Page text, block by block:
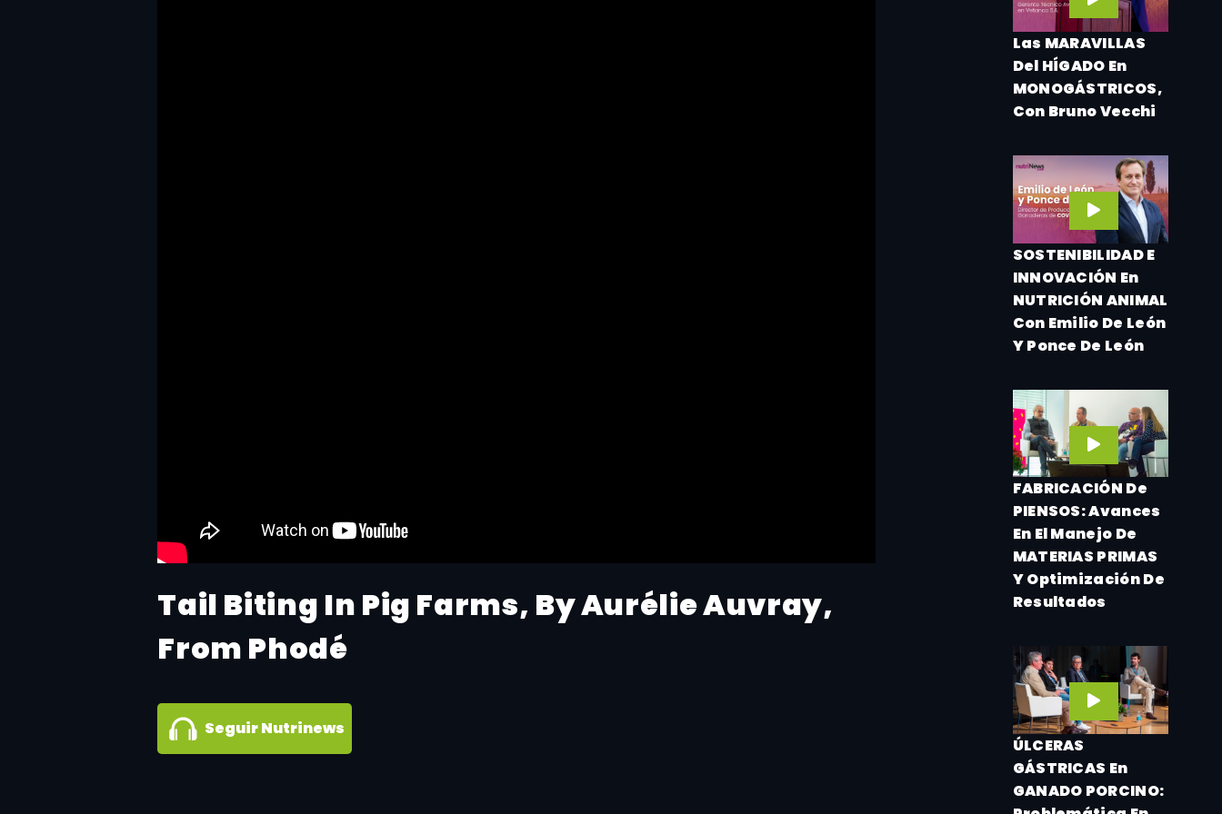
Tail Biting In Pig Farms, By Aurélie Auvray,
From Phodé
Seguir Nutrinews
Las MARAVILLAS
Del HÍGADO En
MONOGÁSTRICOS,
Con Bruno Vecchi
SOSTENIBILIDAD E
INNOVACIÓN En
NUTRICIÓN ANIMAL
Con Emilio De León
Y Ponce De León
FABRICACIÓN De
PIENSOS: Avances
En El Manejo De
MATERIAS PRIMAS
Y Optimización De
Resultados
ÚLCERAS
GÁSTRICAS En
GANADO PORCINO: